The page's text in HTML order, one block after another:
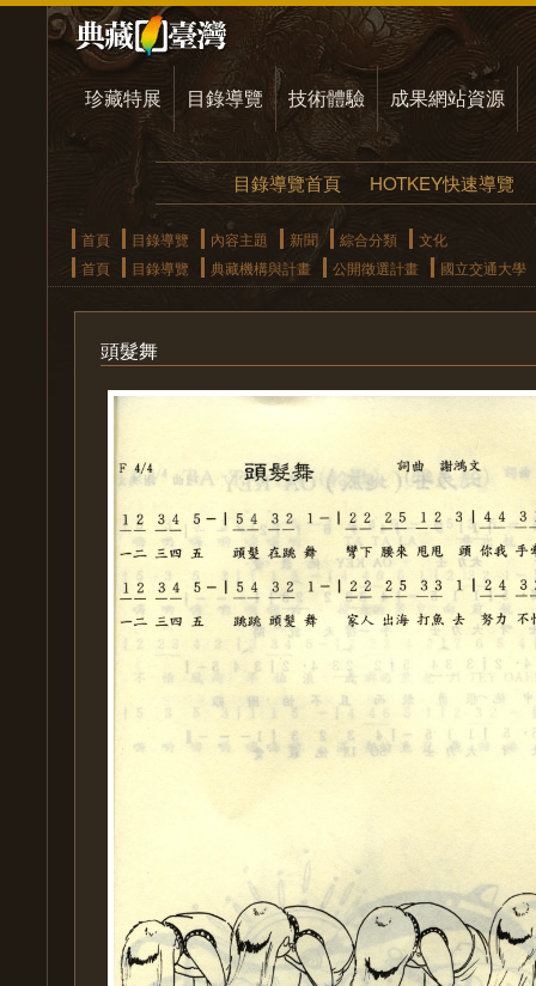
珍藏特展 目錄導覽 技術體驗 成果網站資源
目錄導覽首頁 HOTKEY快速導覽
首頁 目錄導覽 內容主題 新聞 綜合分類
文化
首頁
目錄導覽 典藏機構與計畫 公開徵選計畫 國立交通大學
頭髮舞